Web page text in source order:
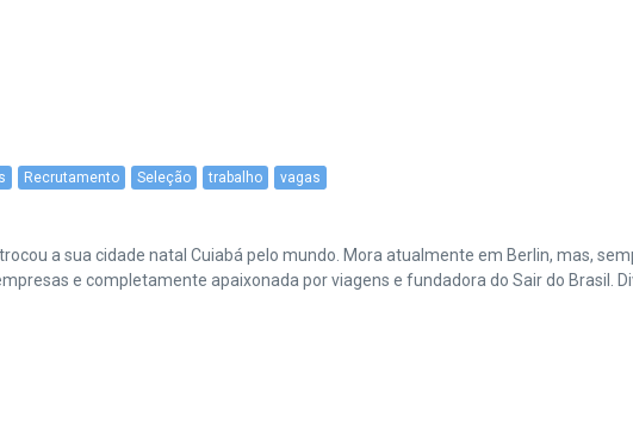
Recrutamento Seleção trabalho vagas
a sua cidade natal Cuiabá pelo mundo. Mora atualmente em Berlin, mas,
e completamente apaixonada por viagens e fundadora do Sair do Brasil.